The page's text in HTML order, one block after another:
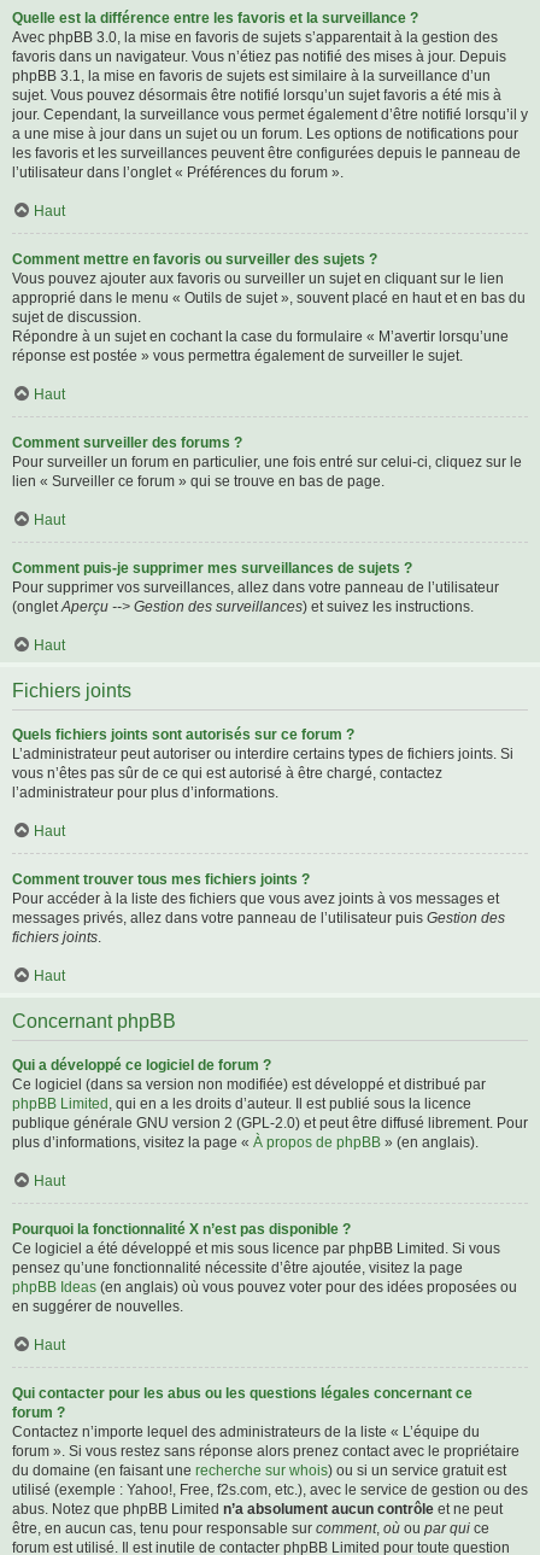
Quelle est la différence entre les favoris et la surveillance ?
Avec phpBB 3.0, la mise en favoris de sujets s’apparentait à la gestion des
favoris dans un navigateur. Vous n’étiez pas notifié des mises à jour. Depuis
phpBB 3.1, la mise en favoris de sujets est similaire à la surveillance d’un
sujet. Vous pouvez désormais être notifié lorsqu’un sujet favoris a été mis à
jour. Cependant, la surveillance vous permet également d’être notifié lorsqu’il y
a une mise à jour dans un sujet ou un forum. Les options de notifications pour
les favoris et les surveillances peuvent être configurées depuis le panneau de
l’utilisateur dans l’onglet « Préférences du forum ».
Haut
Comment mettre en favoris ou surveiller des sujets ?
Vous pouvez ajouter aux favoris ou surveiller un sujet en cliquant sur le lien
approprié dans le menu « Outils de sujet », souvent placé en haut et en bas du
sujet de discussion.
Répondre à un sujet en cochant la case du formulaire « M’avertir lorsqu’une
réponse est postée » vous permettra également de surveiller le sujet.
Haut
Comment surveiller des forums ?
Pour surveiller un forum en particulier, une fois entré sur celui-ci, cliquez sur le
lien « Surveiller ce forum » qui se trouve en bas de page.
Haut
Comment puis-je supprimer mes surveillances de sujets ?
Pour supprimer vos surveillances, allez dans votre panneau de l’utilisateur
(ongletAperçu --> Gestion des surveillances) et suivez les instructions.
Haut
Fichiers joints
Quels fichiers joints sont autorisés sur ce forum ?
L’administrateur peut autoriser ou interdire certains types de fichiers joints. Si
vous n’êtes pas sûr de ce qui est autorisé à être chargé, contactez
l’administrateur pour plus d’informations.
Haut
Comment trouver tous mes fichiers joints ?
Pour accéder à la liste des fichiers que vous avez joints à vos messages et
messages privés, allez dans votre panneau de l’utilisateur puis Gestion des
fichiers joints.
Haut
Concernant phpBB
Qui a développé ce logiciel de forum ?
Ce logiciel (dans sa version non modifiée) est développé et distribué par
phpBB Limited , qui en a les droits d’auteur. Il est publié sous la licence
publique générale GNU version 2 (GPL-2.0) et peut être diffusé librement. Pour
plus d’informations, visitez la page « À propos de phpBB » (en anglais).
Haut
Pourquoi la fonctionnalité X n’est pas disponible ?
Ce logiciel a été développé et mis sous licence par phpBB Limited. Si vous
pensez qu’une fonctionnalité nécessite d’être ajoutée, visitez la page
phpBB Ideas (en anglais) où vous pouvez voter pour des idées proposées ou
en suggérer de nouvelles.
Haut
Qui contacter pour les abus ou les questions légales concernant ce
forum ?
Contactez n’importe lequel des administrateurs de la liste « L’équipe du
forum ». Si vous restez sans réponse alors prenez contact avec le propriétaire
du domaine (en faisant une recherche sur whois) ou si un service gratuit est
utilisé (exemple : Yahoo!, Free, f2s.com, etc.), avec le service de gestion ou des
abus. Notez que phpBB Limited n’a absolument aucun contrôle et ne peut
être, en aucun cas, tenu pour responsable sur comment, où ou par qui ce
forum est utilisé. Il est inutile de contacter phpBB Limited pour toute question